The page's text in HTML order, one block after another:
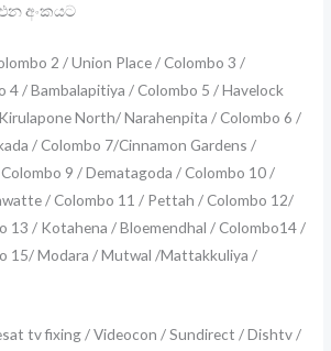
අංකයට
2 / Union Place / Colombo 3 /
4 / Bambalapitiya / Colombo 5 / Havelock
North/ Narahenpita / Colombo 6 /
/ Colombo 7/Cinnamon Gardens /
9 / Dematagoda / Colombo 10 /
/ Colombo 11 / Pettah / Colombo 12/
13 / Kotahena / Bloemendhal / Colombo14 /
15/ Modara / Mutwal /Mattakkuliya /
tv fixing / Videocon / Sundirect / Dishtv /